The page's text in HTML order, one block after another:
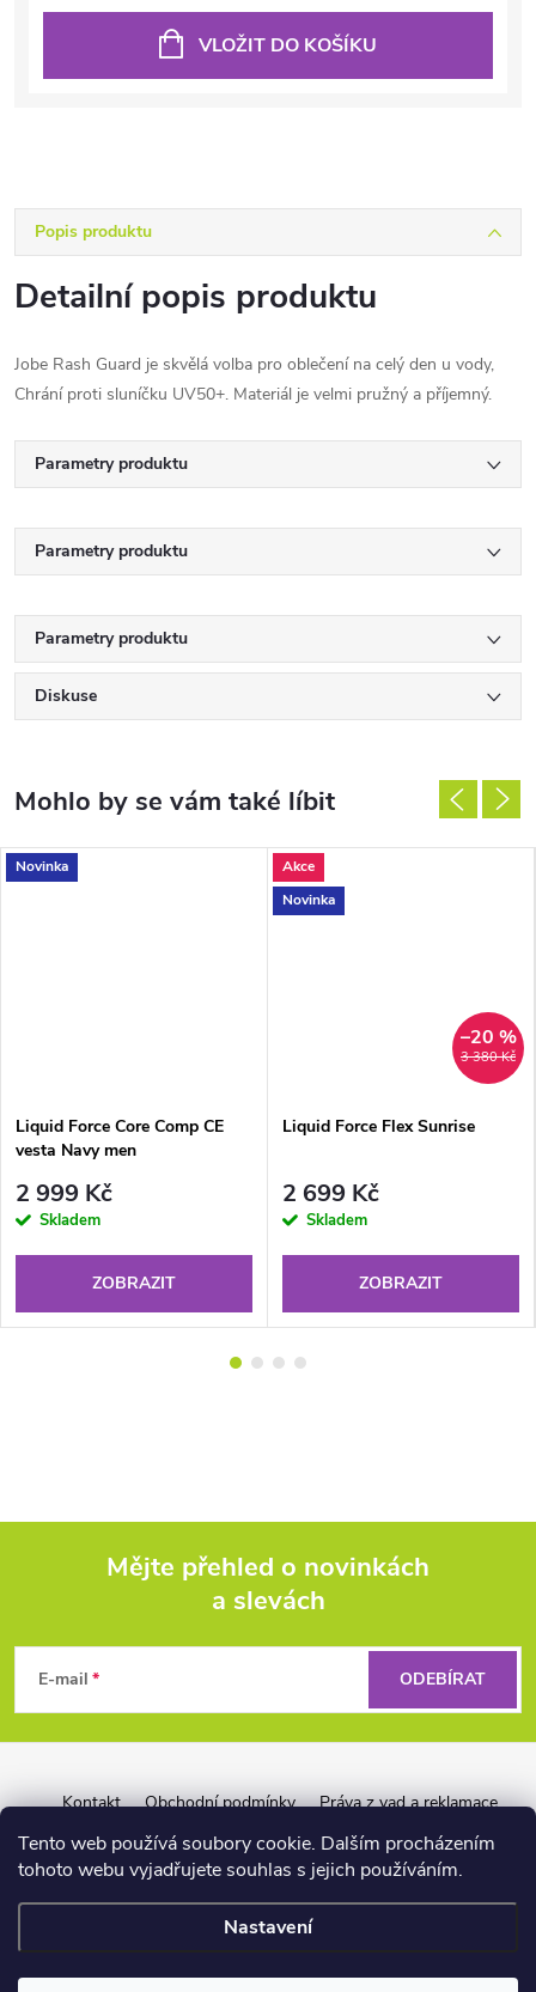
Tento web používá soubory cookie. Dalším procházením
tohoto webu vyjadřujete souhlas s jejich používáním.
Nastavení
VLOŽIT DO KOŠÍKU
Popis produktu
Detailní popis produktu
Jobe Rash Guard je skvělá volba pro oblečení na celý den u vody,
Chrání proti sluníčku UV50+. Materiál je velmi pružný a příjemný.
Parametry produktu
Parametry produktu
Parametry produktu
Diskuse
Novinka
Liquid Force Core Comp CE
vesta Navy men
2 999 Kč
Skladem
ZOBRAZIT
Akce
Novinka
3 380 Kč
–20 %
Liquid Force Flex Sunrise
2 699 Kč
Skladem
ZOBRAZIT
p
a
Mějte přehled o novinkách
a slevách
E-mail ODEBÍRAT
Kontakt Obchodní podmínky
Práva z vad a reklamace
Záruka Liquid Force
Reklamační řád pro firmy
Copyright 2026wakeshop.cz. Všechna práva vyhrazena.